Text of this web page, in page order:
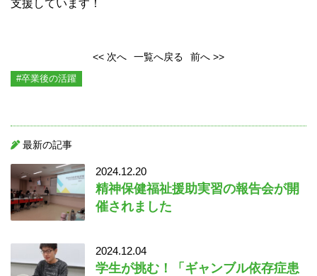
支援しています！
<< 次へ 一覧へ戻る 前へ >>
#卒業後の活躍
最新の記事
2024.12.20
精神保健福祉援助実習の報告会が開
催されました
2024.12.04
学生が挑む！「ギャンブル依存症患